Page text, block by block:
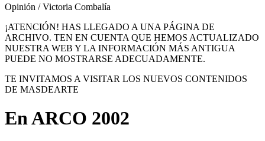
Opinión / Victoria Combalía
¡ATENCIÓN! HAS LLEGADO A UNA PÁGINA DE
ARCHIVO. TEN EN CUENTA QUE HEMOS ACTUALIZADO
NUESTRA WEB Y LA INFORMACIÓN MÁS ANTIGUA
PUEDE NO MOSTRARSE ADECUADAMENTE.
TE INVITAMOS A VISITAR LOS NUEVOS CONTENIDOS
DE MASDEARTE
En ARCO 2002